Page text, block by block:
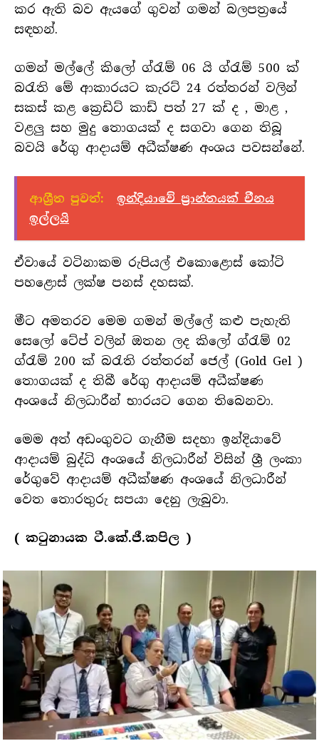
කර ඇති බව ඇයගේ ගුවන් ගමන් බලපත්‍රයේ
සඳහන්.
ගමන් මල්ලේ කිලෝ ග්රැම් 06 යි ග්රැම් 500 ක්
බරැති මේ ආකාරයට කැරට් 24 රත්තරන් වලින්
සකස් කළ ක්‍රෙඩිට් කාඩ් පත් 27 ක් ද , මාළ ,
වළලු සහ මුදු තොගයක් ද සගවා ගෙන තිබූ
බවයි රේගු ආදායම් අධීක්ෂණ අංශය පවසන්නේ.
ආශ්‍රීත පුවත්:
ඉන්දියාවේ ප්‍රාන්තයක් චීනය
ඉල්ලයි
ඒවායේ වටිනාකම රුපියල් එකොළොස් කෝටි
පහළොස් ලක්ෂ පනස් දහසක්.
මීට අමතරව මෙම ගමන් මල්ලේ කළු පැහැති
සෙලෝ ටේප් වලින් ඔතන ලද කිලෝ ග්රැම් 02
ග්රැම් 200 ක් බරැති රත්තරන් ජෙල් (Gold Gel )
තොගයක් ද තිබී රේගු ආදායම් අධීක්ෂණ
අංශයේ නිලධාරීන් භාරයට ගෙන තිබෙනවා.
මෙම අත් අඩංගුවට ගැනීම සදහා ඉන්දියාවේ
ආදායම් බුද්ධි අංශයේ නිලධාරීන් විසින් ශ්‍රී ලංකා
රේගුවේ ආදායම් අධීක්ෂණ අංශයේ නිලධාරීන්
වෙත තොරතුරු සපයා දෙනු ලැබුවා.
( කටුනායක ටී.කේ.ජී.කපිල )